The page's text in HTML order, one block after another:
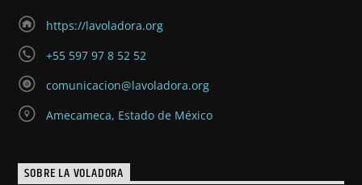
https://lavoladora.org
+55 597 97 8 52 52
comunicacion@lavoladora.org
Amecameca, Estado de México
SOBRE LA VOLADORA